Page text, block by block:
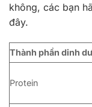
không, các bạn
đây.
Thành phần dinh
Protein